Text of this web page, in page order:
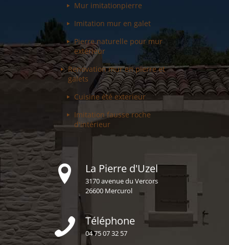
Mur imitationpierre
Imitation mur en galet
Pierre naturelle pourmur
extérieur
Renovation muren pierre et
galets
Cuisine été exterieur
Imitation fausseroche
d'intérieur
La Pierre d'Uzel
3170 avenue du Vercors
26600 Mercurol
Téléphone
04 75 07 32 57